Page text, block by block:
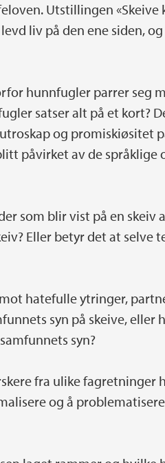
Utstillingen «Skeive
liv på den ene siden,
hunnfugler parrer seg
satser alt på et kort?
og promiskiøsitet
påvirket av de språklige
som blir vist på en skeiv
Eller betyr det at selve
hatefulle ytringer,
syn på skeive, eller
syn?
fra ulike fagretninger
og å